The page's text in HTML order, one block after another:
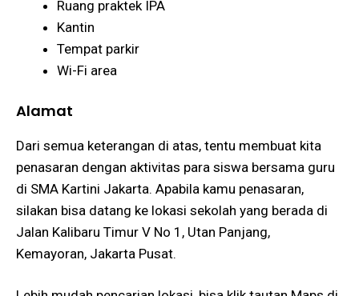
Ruang praktek IPA
Kantin
Tempat parkir
Wi-Fi area
Alamat
Dari semua keterangan di atas, tentu membuat kita
penasaran dengan aktivitas para siswa bersama guru
di SMA Kartini Jakarta. Apabila kamu penasaran,
silakan bisa datang ke lokasi sekolah yang berada di
Jalan Kalibaru Timur V No 1, Utan Panjang,
Kemayoran, Jakarta Pusat.